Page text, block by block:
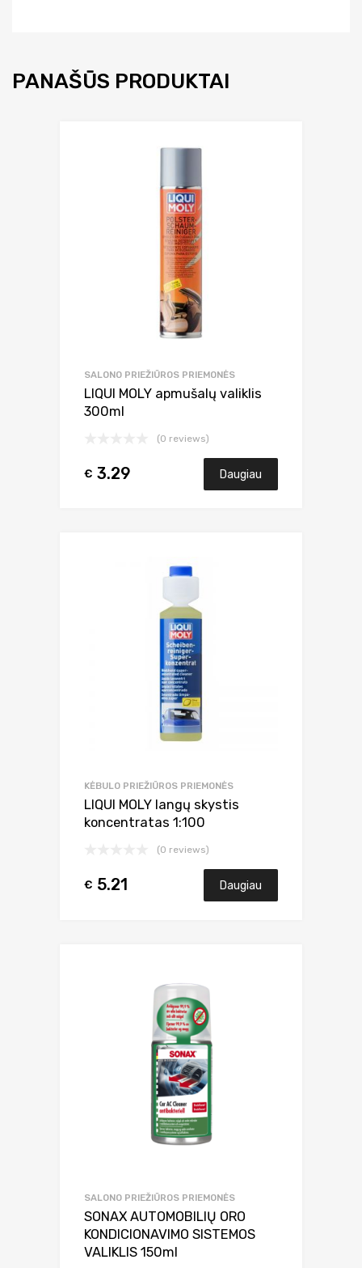
PANAŠŪS PRODUKTAI
SALONO PRIEŽIŪROS PRIEMONĖS
LIQUI MOLY apmušalų valiklis
300ml
(0 reviews)
€ 3.29 Daugiau
KĖBULO PRIEŽIŪROS PRIEMONĖS
LIQUI MOLY langų skystis
koncentratas 1:100
(0 reviews)
€ 5.21 Daugiau
SALONO PRIEŽIŪROS PRIEMONĖS
SONAX AUTOMOBILIŲ ORO
KONDICIONAVIMO SISTEMOS
VALIKLIS 150ml